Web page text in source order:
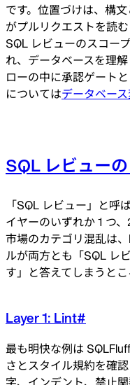
です。位置づけは、構
がプルリクエストを読
SQL レビューのスコー
れ、データベースを理
ローの中に承認ゲート
についてはデータベー
SQL レビュー
「SQL レビュー」と呼
イヤーのいずれか 1 つ
市場のカテゴリ混乱は
ルが両方とも「SQL レ
す」と答えてしまうとこ
Layer 1: Lint#
最も明快な例は
さとスタイル規約を確
字、インデント、禁止